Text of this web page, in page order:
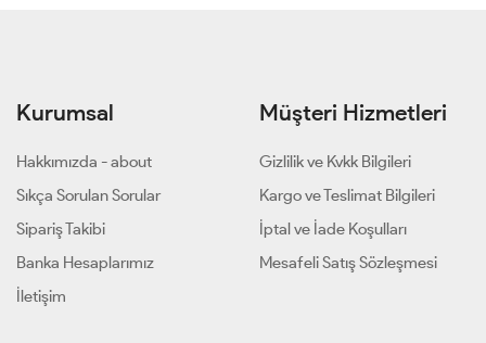
Kurumsal
Hakkımızda - about
Sıkça Sorulan Sorular
Sipariş Takibi
Banka Hesaplarımız
İletişim
Müşteri Hizmetleri
Gizlilik ve Kvkk Bilgileri
Kargo ve Teslimat Bilgileri
İptal ve İade Koşulları
Mesafeli Satış Sözleşmesi